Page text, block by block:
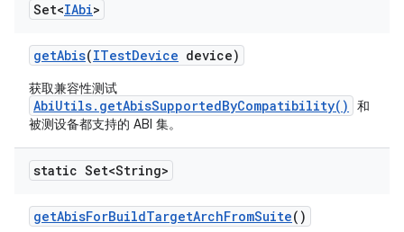
Set<IAbi>
getAbis(ITestDevice device)
获取兼容性测试
AbiUtils.getAbisSupportedByCompatibility()
和
被测设备都支持的 ABI 集。
static Set<String>
getAbisForBuildTargetArchFromSuite()